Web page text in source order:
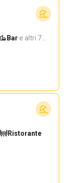
Bar·e altri 7…
Ristorante·